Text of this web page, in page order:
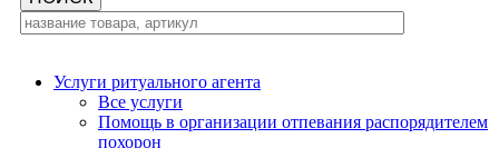
Услуги ритуального агента
Все услуги
Помощь в организации отпевания распорядителем
похорон